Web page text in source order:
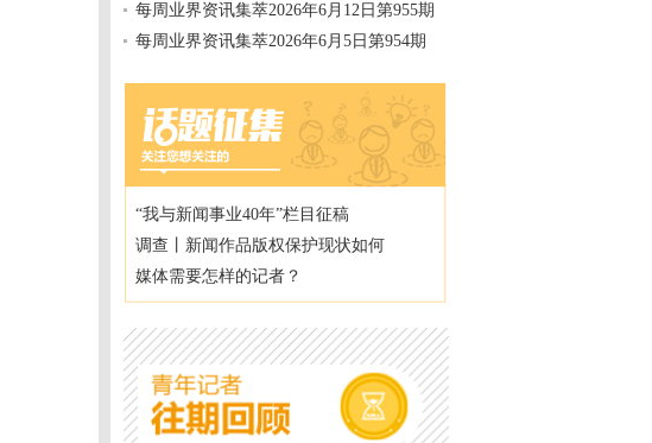
每周业界资讯集萃2026年6月12日第955期
每周业界资讯集萃2026年6月5日第954期
“我与新闻事业40年”栏目征稿
调查丨新闻作品版权保护现状如何
媒体需要怎样的记者？